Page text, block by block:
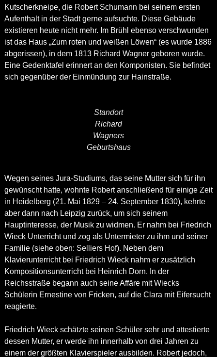
Kutscherkneipe, die Robert Schumann bei seinem ersten
Aufenthalt in der Stadt gerne aufsuchte. Diese Gebäude
existieren heute nicht mehr. Im Brühl ebenso verschwunden
ist das Haus „Zum roten und weißen Löwen“ (es wurde 1886
abgerissen), in dem 1813 Richard Wagner geboren wurde.
Eine Gedenktafel erinnert an den Komponisten. Sie befindet
sich gegenüber der Einmündung zur Hainstraße.
Standort
Richard
Wagners
Geburtshaus
Wegen seines Jura-Studiums, das seine Mutter sich für ihn
gewünscht hatte, wohnte Robert anschließend für einige Zeit
in Heidelberg (21. Mai 1829 – 24. September 1830), kehrte
aber dann nach Leipzig zurück, um sich seinem
Hauptinteresse, der Musik zu widmen. Er nahm bei Friedrich
Wieck Unterricht und zog als Untermieter zu ihm und seiner
Familie (siehe oben: Selliers Hof). Neben dem
Klavierunterricht bei Friedrich Wieck nahm er zusätzlich
Kompositionsunterricht bei Heinrich Dorn. In der
Reichsstraße begann auch seine Affäre mit Wiecks
Schülerin Ernestine von Fricken, auf die Clara mit Eifersucht
reagierte.
Friedrich Wieck schätzte seinen Schüler sehr und attestierte
dessen Mutter, er werde ihn innerhalb von drei Jahren zu
einem der größten Klavierspieler ausbilden. Robert jedoch,